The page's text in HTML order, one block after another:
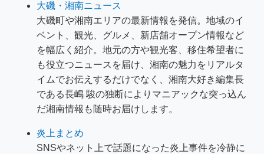
大磯・湘南ニュース
大磯町や湘南エリアの最新情報を発信。地域のイ
ベント、観光、グルメ、新店舗オープン情報など
を幅広く紹介。地元の方や観光客、移住希望者に
も役立つニュースを届け、湘南の魅力をリアルタ
イムでお伝えするだけでなく、湘南大好き編集長
である長嶋 駿の独断によりマニアックな突っ込ん
だ湘南情報も随時お届けします。
炎上まとめ
SNSやネット上で話題になった炎上事件を冷静に